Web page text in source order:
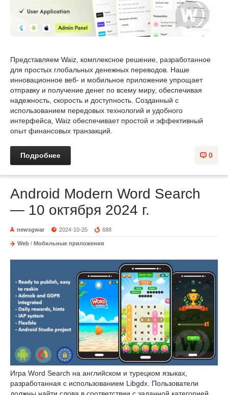
Представляем Waiz, комплексное решение, разработанное
для простых глобальных денежных переводов. Наше
инновационное веб- и мобильное приложение упрощает
отправку и получение денег по всему миру, обеспечивая
надежность, скорость и доступность. Созданный с
использованием передовых технологий и удобного
интерфейса, Waiz обеспечивает простой и эффективный
опыт финансовых транзакций.
0
Подробнее
Android Modern Word Search
— 10 октября 2024 г.
newsgwar 2024-10-25 688
Web / Мобильные приложения
Игра Word Search на английском и турецком языках,
разработанная с использованием Libgdx. Пользователи
должны найти слова в соответствии с заданной категорией.